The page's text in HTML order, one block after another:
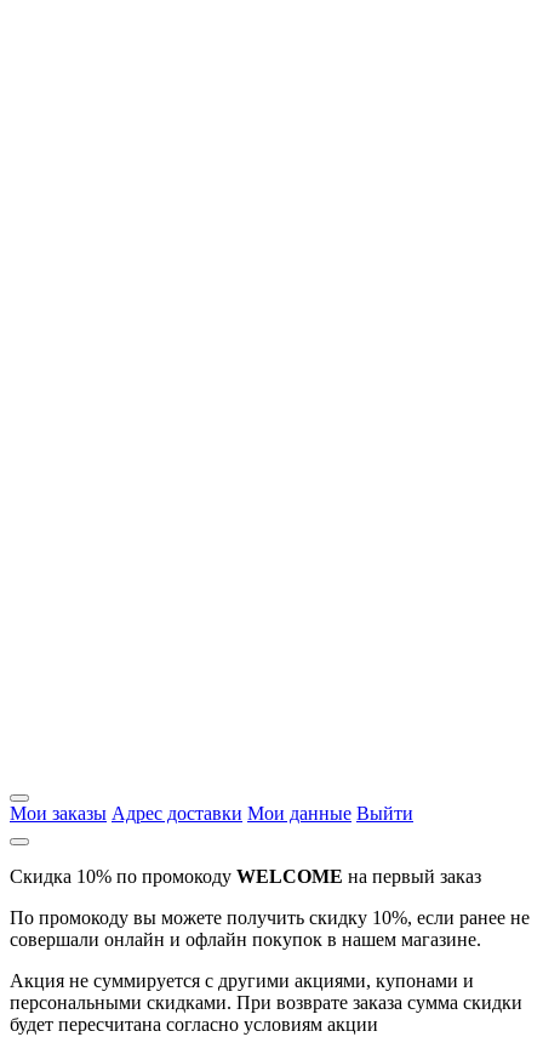
Мои заказы Адрес доставки Мои данные Выйти
Скидка 10% по промокоду WELCOME на первый заказ
По промокоду вы можете получить скидку 10%, если ранее не
совершали онлайн и офлайн покупок в нашем магазине.
Акция не суммируется с другими акциями, купонами и
персональными скидками. При возврате заказа сумма скидки
будет пересчитана согласно условиям акции